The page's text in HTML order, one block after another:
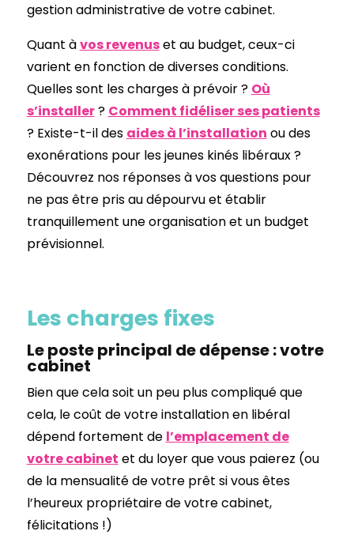
gestion administrative de votre cabinet.
Quant àvos revenuset au budget, ceux-ci
varient en fonction de diverses conditions.
Quelles sont les charges à prévoir ? Où
s’installer? Comment fidéliser ses patients
? Existe-t-il des aides à l’installation ou des
exonérations pour les jeunes kinés libéraux ?
Découvrez nos réponses à vos questions pour
ne pas être pris au dépourvu et établir
tranquillement une organisation et un budget
prévisionnel.
Les charges fixes
Le poste principal de dépense : votre
cabinet
Bien que cela soit un peu plus compliqué que
cela, le coût de votre installation en libéral
dépend fortement de l’emplacement de
votre cabinet et du loyer que vous paierez (ou
de la mensualité de votre prêt si vous êtes
l’heureux propriétaire de votre cabinet,
félicitations !)